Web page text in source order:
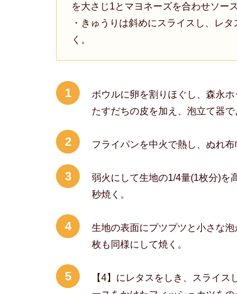
を大さじ1とマヨネーズを合わせソー
・きゅうりは斜めにスライスし、レ
く。
1
ボウルに卵を割りほぐし、森永
たすだちの皮を加え、泡立て器で
2 フライパンを中火で熱し、ぬれ布
3
弱火にして生地の1/4量(1枚分)を
秒焼く。
4
生地の表面にプツプツと小さな
枚も同様にして焼く。
5
【4】にレタスをしき、スライ